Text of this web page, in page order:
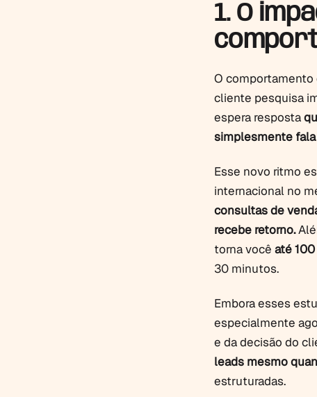
1. O
O comportamento
cliente pesquisa
espera resposta
simplesmente
Esse novo ritmo
internacional no
consultas de
recebe retorno.
torna você até
30 minutos.
Embora esses
especialmente
e da decisão do
leads mesmo
estruturadas.